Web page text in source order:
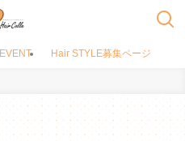
EVENT Hair STYLE募集ページ